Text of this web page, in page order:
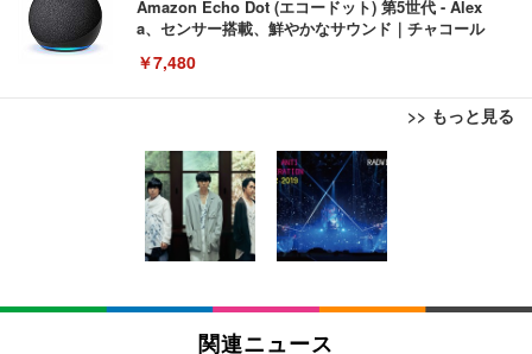
Amazon Echo Dot (エコードット) 第5世代 - Alex
a、センサー搭載、鮮やかなサウンド｜チャコール
￥7,480
>> もっと見る
[EdoErgo] オフィスチェア 椅子 テレワーク 疲れな
い 跳ね上げ式アームレスト コンパクト 約105度ロッ
キング pc 事務椅子 360度回転 座面昇降 強化ナイロ
ン樹脂ベース 通気性メッシュ 在宅ワーク H-WY01
(黒網+黒枠+黒足)
￥5,699
SIHOO B100 オフィスチェア／デスクチェア メッシ
ュチェア 人間工学 疲れない ブラック
EIZO ビジネス向けプレミアムモニター | FlexScan
EV3240X-WT | 31.5型4K UHD・USB Type-C・ホワ
イト
￥105,595
EIZO ビジネス向けプレミアムモニター | FlexScan
Amazonベーシック ペットシーツ 薄型 レギュラー 1
回使い捨て 無香料 ホワイト 300枚
￥3,373
Amazonベーシック ペットシーツ 厚型 ワイド 42枚
x2袋(84枚) ホワイト(吸収面:ライトブルー)
関連ニュース